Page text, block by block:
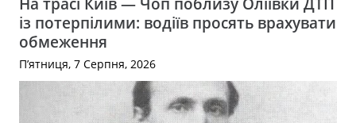
із потерпілими: водіїв просять врахувати
обмеження
П’ятниця, 7 Серпня, 2026